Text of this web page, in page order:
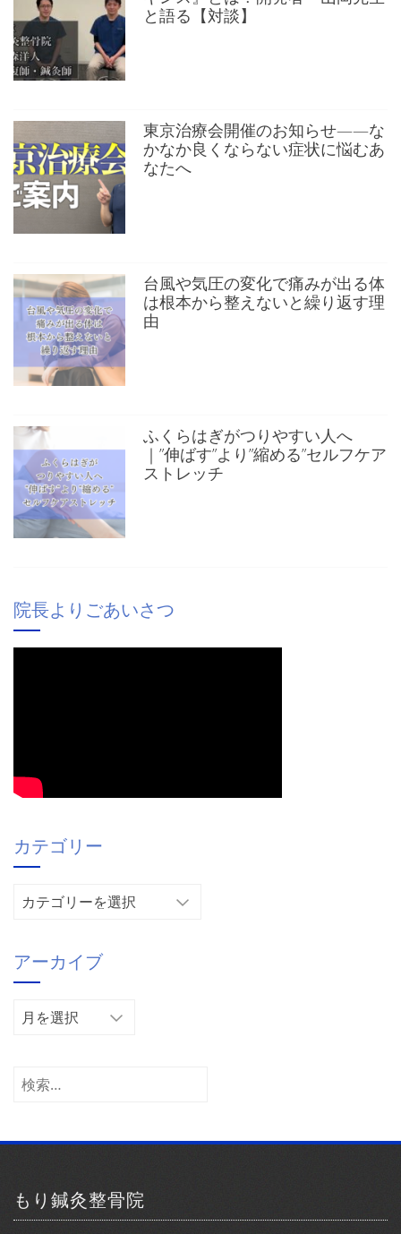
と語る【対談】
東京治療会開催のお知らせ——な
かなか良くならない症状に悩むあ
なたへ
台風や気圧の変化で痛みが出る体
は根本から整えないと繰り返す理
由
ふくらはぎがつりやすい人へ
｜”伸ばす”より”縮める”セルフケア
ストレッチ
院長よりごあいさつ
カテゴリー
リ
ー
アーカイブ
ア
イ
検
もり鍼灸整骨院